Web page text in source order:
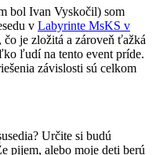
bol Ivan Vyskočil) som
v Labyrinte MsKS v
je zložitá a zároveň ťažká
ľudí na tento event príde.
závislosti sú celkom
Určite si budú
pijem, alebo moje deti berú